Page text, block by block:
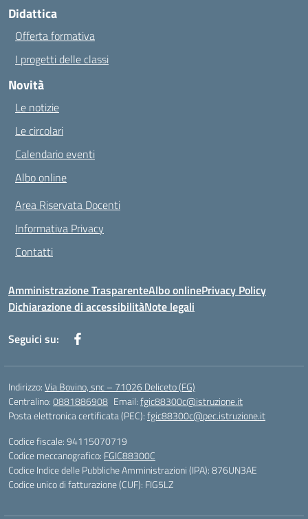
Didattica
Offerta formativa
I progetti delle classi
Novità
Le notizie
Le circolari
Calendario eventi
Albo online
Area Riservata Docenti
Informativa Privacy
Contatti
Amministrazione TrasparenteAlbo onlinePrivacy Policy
Dichiarazione di accessibilitàNote legali
Seguici su:
Indirizzo:Via Bovino, snc – 71026 Deliceto (FG)
Centralino:0881886908 Email:fgic88300c@istruzione.it
Posta elettronica certificata (PEC):fgic88300c@pec.istruzione.it
Codice fiscale: 94115070719
Codice meccanografico: FGIC88300C
Codice Indice delle Pubbliche Amministrazioni (IPA): 876UN3AE
Codice unico di fatturazione (CUF): FIG5LZ